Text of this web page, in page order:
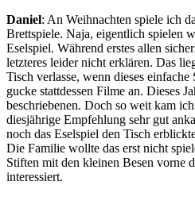
Daniel: An Weihnachten spiele ich
Brettspiele. Naja, eigentlich spielen
Eselspiel. Während erstes allen
letzteres leider nicht erklären. Das
Tisch verlasse, wenn dieses
gucke stattdessen Filme an. Dieses
beschriebenen. Doch so weit kam
diesjährige Empfehlung sehr gut
noch das Eselspiel den Tisch
Die Familie wollte das erst nicht
Stiften mit den kleinen Besen vorne
interessiert.